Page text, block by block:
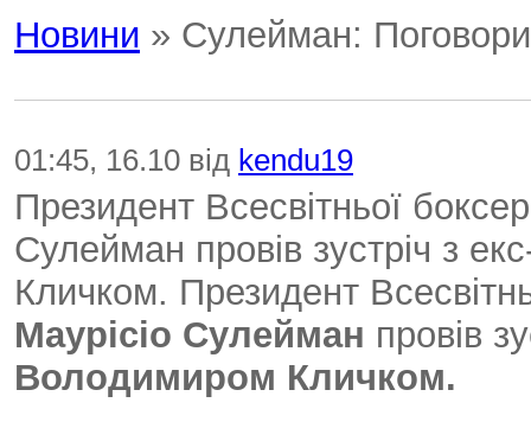
Новини » Сулейман:
01:45, 16.10 від kendu19
Президент Всесвітньої
Сулейман провів зустріч з
Кличком. Президент
Маурісіо Сулейман провів
Володимиром Кличком.